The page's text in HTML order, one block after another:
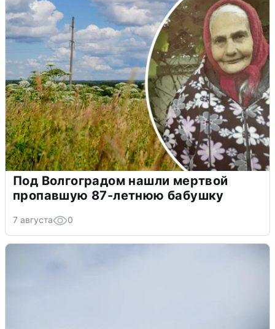
Под Волгоградом нашли мертвой
пропавшую 87-летнюю бабушку
7 августа 0